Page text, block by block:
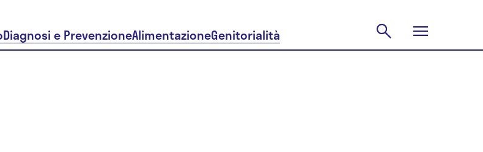
Diagnosi e PrevenzioneAlimentazioneGenitorialità